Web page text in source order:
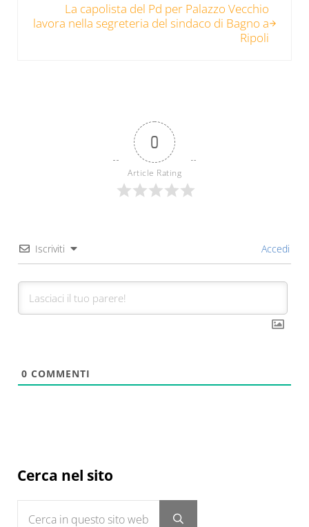
La capolista del Pd per Palazzo Vecchio
lavora nella segreteria del sindaco di Bagno a
Ripoli
0
Article Rating
Iscriviti Accedi
0 COMMENTI
Sidebar
Cerca nel sito
Submit search